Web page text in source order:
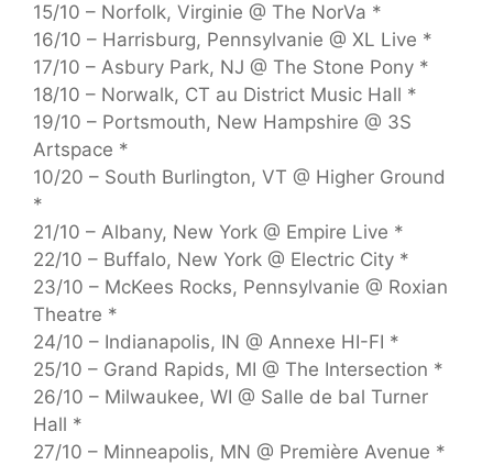
15/10 – Norfolk, Virginie @ The NorVa *
16/10 – Harrisburg, Pennsylvanie @ XL Live *
17/10 – Asbury Park, NJ @ The Stone Pony *
18/10 – Norwalk, CT au District Music Hall *
19/10 – Portsmouth, New Hampshire @ 3S
Artspace *
10/20 – South Burlington, VT @ Higher Ground
*
21/10 – Albany, New York @ Empire Live *
22/10 – Buffalo, New York @ Electric City *
23/10 – McKees Rocks, Pennsylvanie @ Roxian
Theatre *
24/10 – Indianapolis, IN @ Annexe HI-FI *
25/10 – Grand Rapids, MI @ The Intersection *
26/10 – Milwaukee, WI @ Salle de bal Turner
Hall *
27/10 – Minneapolis, MN @ Première Avenue *